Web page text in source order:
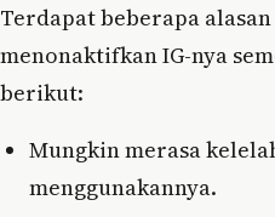
Terdapat beberapa
menonaktifkan IG-nya
berikut:
Mungkin merasa
menggunakannya.